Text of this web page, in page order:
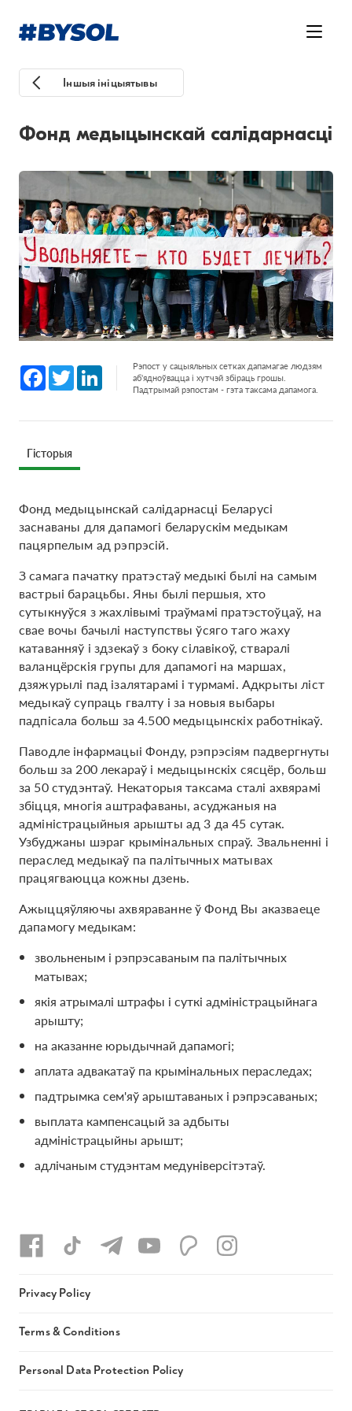
Іншыя ініцыятывы
Фонд медыцынскай салідарнасці
Facebook
Twitter LinkedInРэпост у сацыяльных сетках дапамагае людзям
аб'ядноўвацца і хутчэй збіраць грошы.
Падтрымай рэпостам - гэта таксама дапамога.
Гісторыя
Фонд медыцынскай салідарнасці Беларусі
заснаваны для дапамогі беларускім медыкам
пацярпелым ад рэпрэсій.
З самага пачатку пратэстаў медыкі былі на самым
вастрыі барацьбы. Яны былі першыя, хто
сутыкнуўся з жахлівымі траўмамі пратэстоўцаў, на
свае вочы бачылі наступствы ўсяго таго жаху
катаванняў і здзекаў з боку сілавікоў, стваралі
валанцёрскія групы для дапамогі на маршах,
дзяжурылі пад ізалятарамі і турмамі. Адкрыты ліст
медыкаў супраць гвалту і за новыя выбары
падпісала больш за 4.500 медыцынскіх работнікаў.
Паводле інфармацыі Фонду, рэпрэсіям падвергнуты
больш за 200 лекараў і медыцынскіх сясцёр, больш
за 50 студэнтаў. Некаторыя таксама сталі ахвярамі
збіцця, многія аштрафаваны, асуджаныя на
адміністрацыйныя арышты ад 3 да 45 сутак.
Узбуджаны шэраг крымінальных спраў. Звальненні і
пераслед медыкаў па палітычных матывах
працягваюцца кожны дзень.
Ажыццяўляючы ахвяраванне ў Фонд Вы аказваеце
дапамогу медыкам:
звольненым і рэпрэсаваным па палітычных
матывах;
якія атрымалі штрафы і суткі адміністрацыйнага
арышту;
на аказанне юрыдычнай дапамогі;
аплата адвакатаў па крымінальных пераследах;
падтрымка сем'яў арыштаваных і рэпрэсаваных;
выплата кампенсацый за адбыты
адміністрацыйны арышт;
адлічаным студэнтам медуніверсітэтаў.
Privacy Policy
Terms & Conditions
Personal Data Protection Policy